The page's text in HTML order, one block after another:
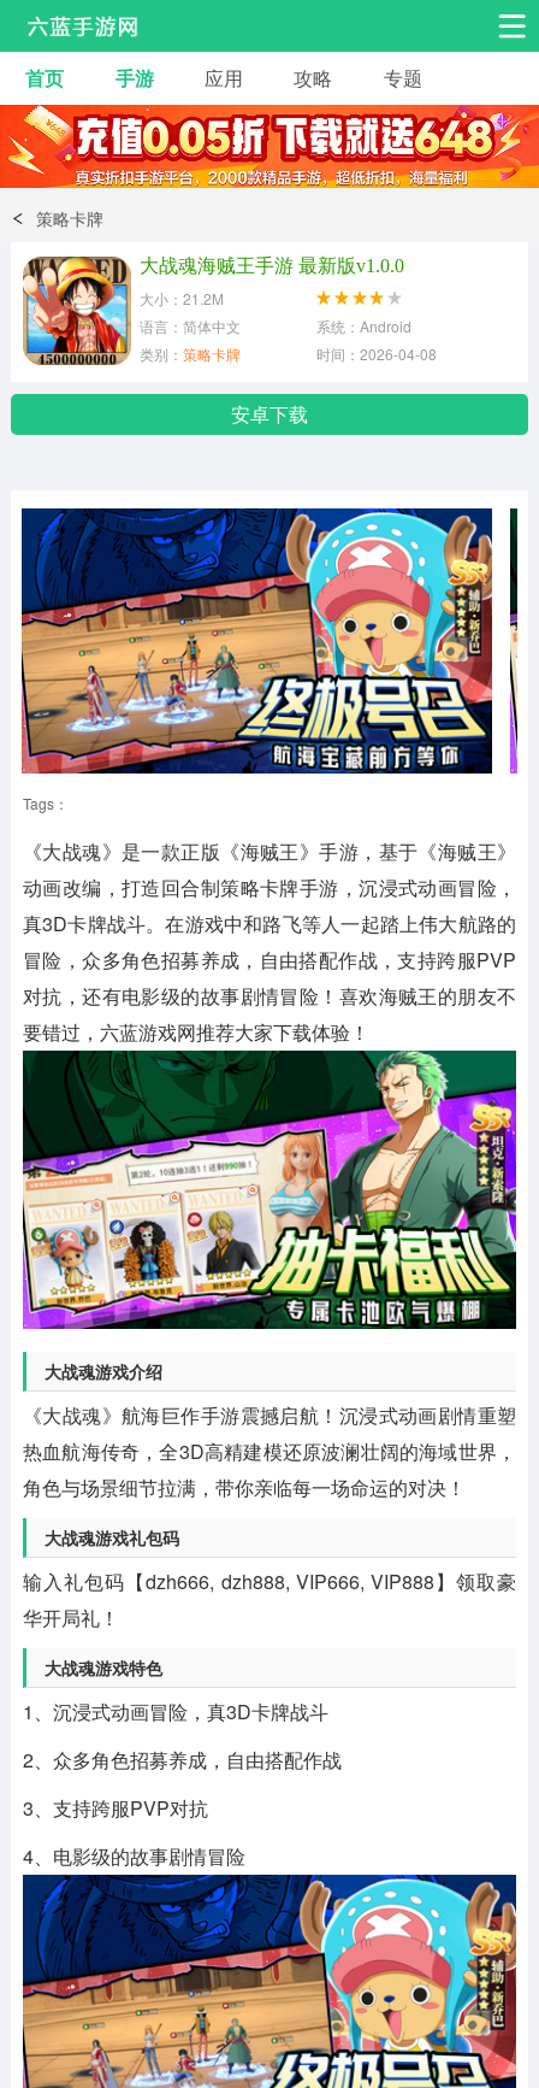
安卓手游 手游工具
热门手游 角色扮演 益智休闲
动作射击
冒险解谜
体育竞技
首页 手游 应用 攻略 专题
策略卡牌
大战魂海贼王手游 最新版v1.0.0
大小：21.2M
语言：简体中文
系统：Android
类别： 策略卡牌 时间：2026-04-08
安卓下载
Tags：
《大战魂》是一款正版《海贼王》手游，基于《海贼王》
动画改编，打造回合制策略卡牌手游，沉浸式动画冒险，
真3D卡牌战斗。在游戏中和路飞等人一起踏上伟大航路的
冒险，众多角色招募养成，自由搭配作战，支持跨服PVP
对抗，还有电影级的故事剧情冒险！喜欢海贼王的朋友不
要错过，六蓝游戏网推荐大家下载体验！
大战魂游戏介绍
《大战魂》航海巨作手游震撼启航！沉浸式动画剧情重塑
热血航海传奇，全3D高精建模还原波澜壮阔的海域世界，
角色与场景细节拉满，带你亲临每一场命运的对决！
大战魂游戏礼包码
输入礼包码【dzh666, dzh888, VIP666, VIP888】领取豪
华开局礼！
大战魂游戏特色
1、沉浸式动画冒险，真3D卡牌战斗
2、众多角色招募养成，自由搭配作战
3、支持跨服PVP对抗
4、电影级的故事剧情冒险